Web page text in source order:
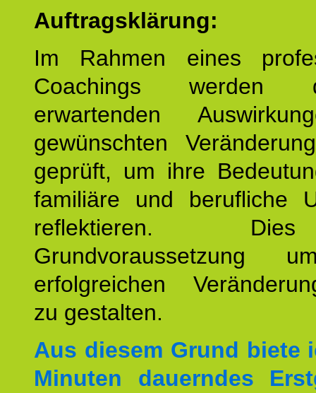
Auftragsklärung:
Im Rahmen eines
Coachings
erwartenden
gewünschten
geprüft, um ihre
familiäre und berufliche
reflektieren.
Grundvoraussetzung
erfolgreichen
zu gestalten.
Aus diesem Grund biete
Minuten dauerndes